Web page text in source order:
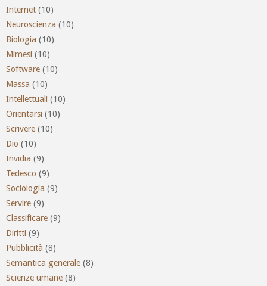
Internet (10)
Neuroscienza (10)
Biologia (10)
Mimesi (10)
Software (10)
Massa (10)
Intellettuali (10)
Orientarsi (10)
Scrivere (10)
Dio (10)
Invidia (9)
Tedesco (9)
Sociologia (9)
Servire (9)
Classificare (9)
Diritti (9)
Pubblicità (8)
Semantica generale (8)
Scienze umane (8)